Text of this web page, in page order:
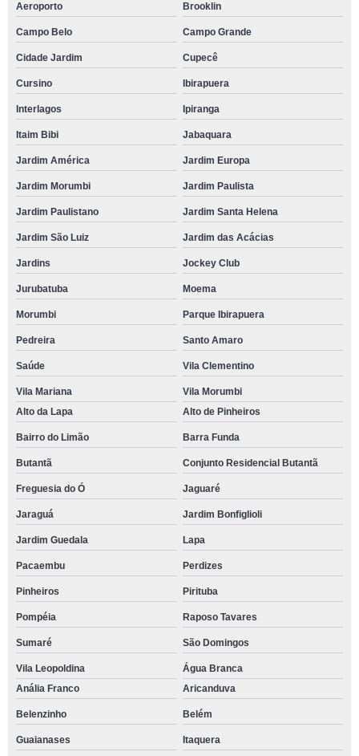
Aeroporto Brooklin
Campo Belo Campo Grande
Cidade Jardim Cupecê
Cursino Ibirapuera
Interlagos Ipiranga
Itaim Bibi Jabaquara
Jardim América Jardim Europa
Jardim Morumbi Jardim Paulista
Jardim Paulistano Jardim Santa Helena
Jardim São Luiz Jardim das Acácias
Jardins Jockey Club
Jurubatuba Moema
Morumbi Parque Ibirapuera
Pedreira Santo Amaro
Saúde Vila Clementino
Vila Mariana
Vila Morumbi
Alto da Lapa
Alto de Pinheiros
Bairro do Limão Barra Funda
Butantã Conjunto Residencial Butantã
Freguesia do Ó Jaguaré
Jaraguá Jardim Bonfiglioli
Jardim Guedala Lapa
Pacaembu Perdizes
Pinheiros Pirituba
Pompéia Raposo Tavares
Sumaré São Domingos
Vila Leopoldina
Água Branca
Anália Franco
Aricanduva
Belenzinho Belém
Guaianases Itaquera